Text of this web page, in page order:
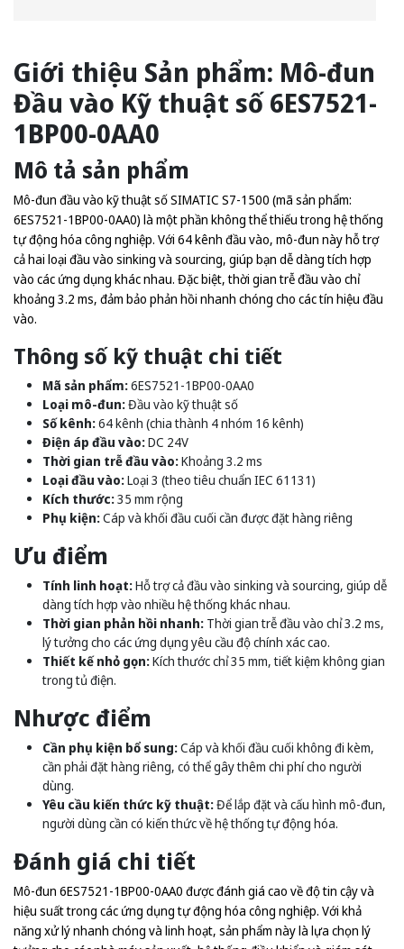
Giới thiệu Sản phẩm: Mô-đun
Đầu vào Kỹ thuật số 6ES7521-
1BP00-0AA0
Mô tả sản phẩm
Mô-đun đầu vào kỹ thuật số SIMATIC S7-1500 (mã sản phẩm:
6ES7521-1BP00-0AA0) là một phần không thể thiếu trong hệ thống
tự động hóa công nghiệp. Với 64 kênh đầu vào, mô-đun này hỗ trợ
cả hai loại đầu vào sinking và sourcing, giúp bạn dễ dàng tích hợp
vào các ứng dụng khác nhau. Đặc biệt, thời gian trễ đầu vào chỉ
khoảng 3.2 ms, đảm bảo phản hồi nhanh chóng cho các tín hiệu đầu
vào.
Thông số kỹ thuật chi tiết
Mã sản phẩm:6ES7521-1BP00-0AA0
Loại mô-đun:Đầu vào kỹ thuật số
Số kênh:64 kênh (chia thành 4 nhóm 16 kênh)
Điện áp đầu vào:DC 24V
Thời gian trễ đầu vào:Khoảng 3.2 ms
Loại đầu vào:Loại 3 (theo tiêu chuẩn IEC 61131)
Kích thước:35 mm rộng
Phụ kiện:Cáp và khối đầu cuối cần được đặt hàng riêng
Ưu điểm
Tính linh hoạt:Hỗ trợ cả đầu vào sinking và sourcing, giúp dễ
dàng tích hợp vào nhiều hệ thống khác nhau.
Thời gian phản hồi nhanh: Thời gian trễ đầu vào chỉ 3.2 ms,
lý tưởng cho các ứng dụng yêu cầu độ chính xác cao.
Thiết kế nhỏ gọn:Kích thước chỉ 35 mm, tiết kiệm không gian
trong tủ điện.
Nhược điểm
Cần phụ kiện bổ sung:Cáp và khối đầu cuối không đi kèm,
cần phải đặt hàng riêng, có thể gây thêm chi phí cho người
dùng.
Yêu cầu kiến thức kỹ thuật:Để lắp đặt và cấu hình mô-đun,
người dùng cần có kiến thức về hệ thống tự động hóa.
Đánh giá chi tiết
Mô-đun 6ES7521-1BP00-0AA0 được đánh giá cao về độ tin cậy và
hiệu suất trong các ứng dụng tự động hóa công nghiệp. Với khả
năng xử lý nhanh chóng và linh hoạt, sản phẩm này là lựa chọn lý